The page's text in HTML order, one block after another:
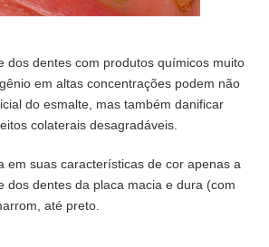
dos dentes com produtos químicos muito
em altas concentrações podem não
do esmalte, mas também danificar
colaterais desagradáveis.
em suas características de cor apenas a
dentes da placa macia e dura (com
até preto.